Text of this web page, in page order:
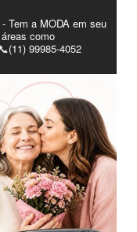
Tem a MODA em seu
como
99985-4052